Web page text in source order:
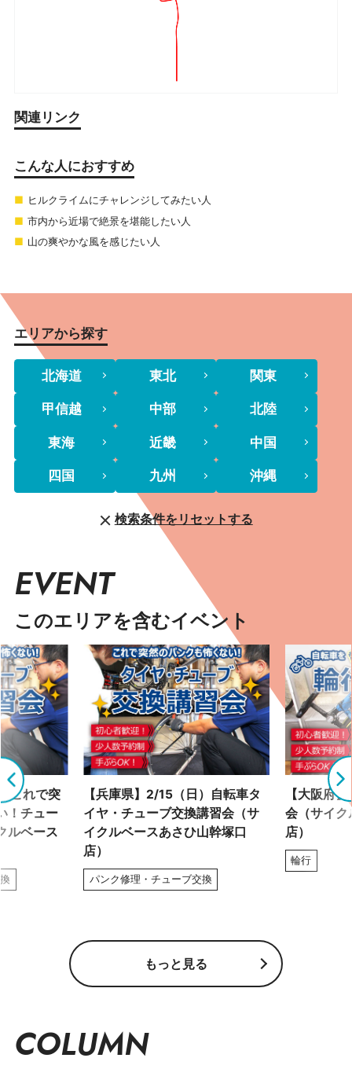
関連リンク
こんな人におすすめ
ヒルクライムにチャレンジしてみたい人
市内から近場で絶景を堪能したい人
山の爽やかな風を感じたい人
エリアから探す
北海道 東北 関東
甲信越 中部 北陸
東海 近畿 中国
四国 九州 沖縄
検索条件をリセットする
EVENT
このエリアを含むイベント
これで突
！チュー
ルベース
【兵庫県】2/15（日）自転車タ
イヤ・チューブ交換講習会（サ
イクルベースあさひ山幹塚口
店）
パンク修理・チューブ交換
【大阪府
会（サイク
店）
輪行
もっと見る
COLUMN